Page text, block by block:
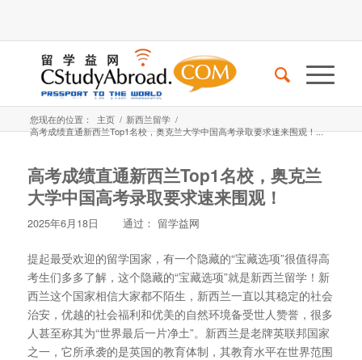
您现在的位置： 主页 / 新西兰留学 /
高考成绩直通新西兰Top1名校，奥克兰大学中国高考录取要求速来围观！...
高考成绩直通新西兰Top1名校，奥克兰
大学中国高考录取要求速来围观！
2025年6月18日 通过： 留学益网
提起最受欢迎的留学国家，有一个隐藏的“宝藏选项”很值得高
考生们多多了解，这个隐藏的“宝藏选项”就是新西兰留学！新
西兰这个国家相信大家都不陌生，新西兰一直以其稳定的社会
治安，优越的社会福利和优美的自然环境备受世人赞誉，很多
人甚至称其为“世界最后一片净土”。新西兰是老牌英联邦国家
之一，它所承袭的是英国的教育体制，其教育水平在世界范围